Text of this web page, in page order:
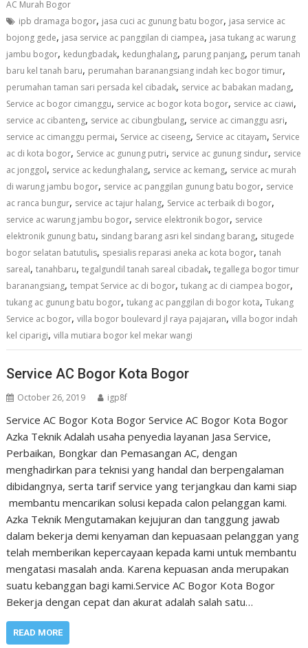
AC Murah Bogor
ipb dramaga bogor, jasa cuci ac gunung batu bogor, jasa service ac
bojong gede, jasa service ac panggilan di ciampea, jasa tukang ac warung
jambu bogor, kedungbadak, kedunghalang, parung panjang, perum tanah
baru kel tanah baru, perumahan baranangsiang indah kec bogor timur,
perumahan taman sari persada kel cibadak, service ac babakan madang,
Service ac bogor cimanggu, service ac bogor kota bogor, service ac ciawi,
service ac cibanteng, service ac cibungbulang, service ac cimanggu asri,
service ac cimanggu permai, Service ac ciseeng, Service ac citayam, Service
ac di kota bogor, Service ac gunung putri, service ac gunung sindur, service
ac jonggol, service ac kedunghalang, service ac kemang, service ac murah
di warung jambu bogor, service ac panggilan gunung batu bogor, service
ac ranca bungur, service ac tajur halang, Service ac terbaik di bogor,
service ac warung jambu bogor, service elektronik bogor, service
elektronik gunung batu, sindang barang asri kel sindang barang, situgede
bogor selatan batutulis, spesialis reparasi aneka ac kota bogor,tanah
sareal,tanahbaru,tegalgundil tanah sareal cibadak,tegallega bogor timur
baranangsiang,tempat Service ac di bogor,tukang ac di ciampea bogor,
tukang ac gunung batu bogor,tukang ac panggilan di bogor kota,Tukang
Service ac bogor,villa bogor boulevard jl raya pajajaran,villa bogor indah
kel ciparigi,villa mutiara bogor kel mekar wangi
Service AC Bogor Kota Bogor
October 26, 2019 igp8f
Service AC Bogor Kota Bogor Service AC Bogor Kota Bogor
Azka Teknik Adalah usaha penyedia layanan Jasa Service,
Perbaikan, Bongkar dan Pemasangan AC, dengan
menghadirkan para teknisi yang handal dan berpengalaman
dibidangnya, serta tarif service yang terjangkau dan kami siap
membantu mencarikan solusi kepada calon pelanggan kami.
Azka Teknik Mengutamakan kejujuran dan tanggung jawab
dalam bekerja demi kenyaman dan kepuasaan pelanggan yang
telah memberikan kepercayaan kepada kami untuk membantu
mengatasi masalah anda. Karena kepuasan anda merupakan
suatu kebanggan bagi kami.Service AC Bogor Kota Bogor
Bekerja dengan cepat dan akurat adalah salah satu…
READ MORE